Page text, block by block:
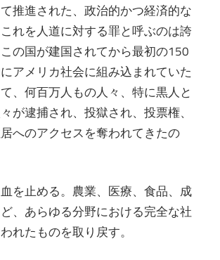
推進された、政治的かつ経済的な
れを人道に対する罪と呼ぶのは誇
の国が建国されてから最初の150
アメリカ社会に組み込まれていた
、何百万人もの人々、特に黒人と
が逮捕され、投獄され、投票権、
へのアクセスを奪われてきたの
を止める。農業、医療、食品、成
、あらゆる分野における完全な社
れたものを取り戻す。